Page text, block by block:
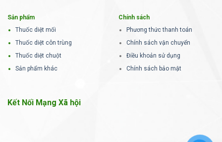
Sản phẩm
Thuốc diệt mối
Thuốc diệt côn trùng
Thuốc diệt chuột
Sản phẩm khác
Chính sách
Phương thức thanh toán
Chính sách vận chuyển
Điều khoản sử dụng
Chính sách bảo mật
Kết Nối Mạng Xã hội